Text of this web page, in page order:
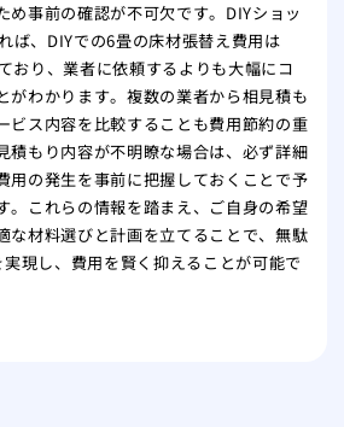
め事前の確認が不可欠です。DIYショッ
ば、DIYでの6畳の床材張替え費用は
おり、業者に依頼するよりも大幅にコ
がわかります。複数の業者から相見積も
ビス内容を比較することも費用節約の重
積もり内容が不明瞭な場合は、必ず詳細
用の発生を事前に把握しておくことで予
。これらの情報を踏まえ、ご自身の希望
な材料選びと計画を立てることで、無駄
現し、費用を賢く抑えることが可能で